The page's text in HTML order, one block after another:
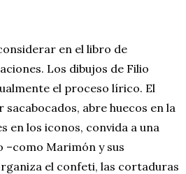
en el libro de
Los dibujos de Filio
el proceso lírico. El
abre huecos en la
en los iconos, convida a una
–como Marimón y sus
el confeti, las cortaduras